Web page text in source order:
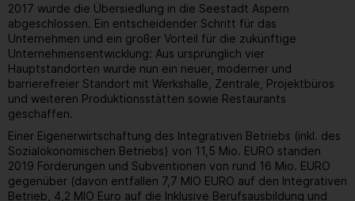
2017 wurde die Übersiedlung in die Seestadt Aspern
abgeschlossen. Ein entscheidender Schritt für das
Unternehmen und ein großer Vorteil für die zukünftige
Unternehmensentwicklung: Aus ursprünglich vier
Hauptstandorten wurde nun ein neuer, moderner und
barrierefreier Standort mit Werkshalle, Zentrale, Projektbüros
und weiteren Produktionsstätten sowie Restaurants
geschaffen.
Einer Eigenerwirtschaftung des Integrativen Betriebs (inkl. des
Sozialökonomischen Betriebs) von 11,5 Mio. EURO standen
2019 Förderungen und Subventionen von rund 16 Mio. EURO
gegenüber (davon entfallen 7,7 MIO EURO auf den Integrativen
Betrieb, 4,2 MIO Euro auf die Inklusive Berufsausbildung und